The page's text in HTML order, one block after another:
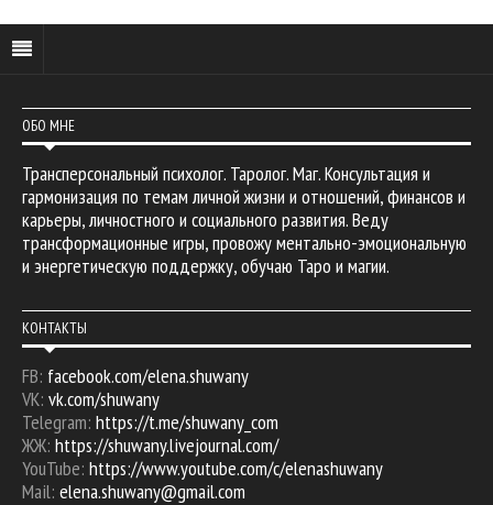
ОБО МНЕ
Трансперсональный психолог. Таролог. Маг. Консультация и
гармонизация по темам личной жизни и отношений, финансов и
карьеры, личностного и социального развития. Веду
трансформационные игры, провожу ментально-эмоциональную
и энергетическую поддержку, обучаю Таро и магии.
КОНТАКТЫ
FB: facebook.com/elena.shuwany
VK: vk.com/shuwany
Telegram: https://t.me/shuwany_com
ЖЖ: https://shuwany.livejournal.com/
YouTube: https://www.youtube.com/c/elenashuwany
Mail: elena.shuwany@gmail.com